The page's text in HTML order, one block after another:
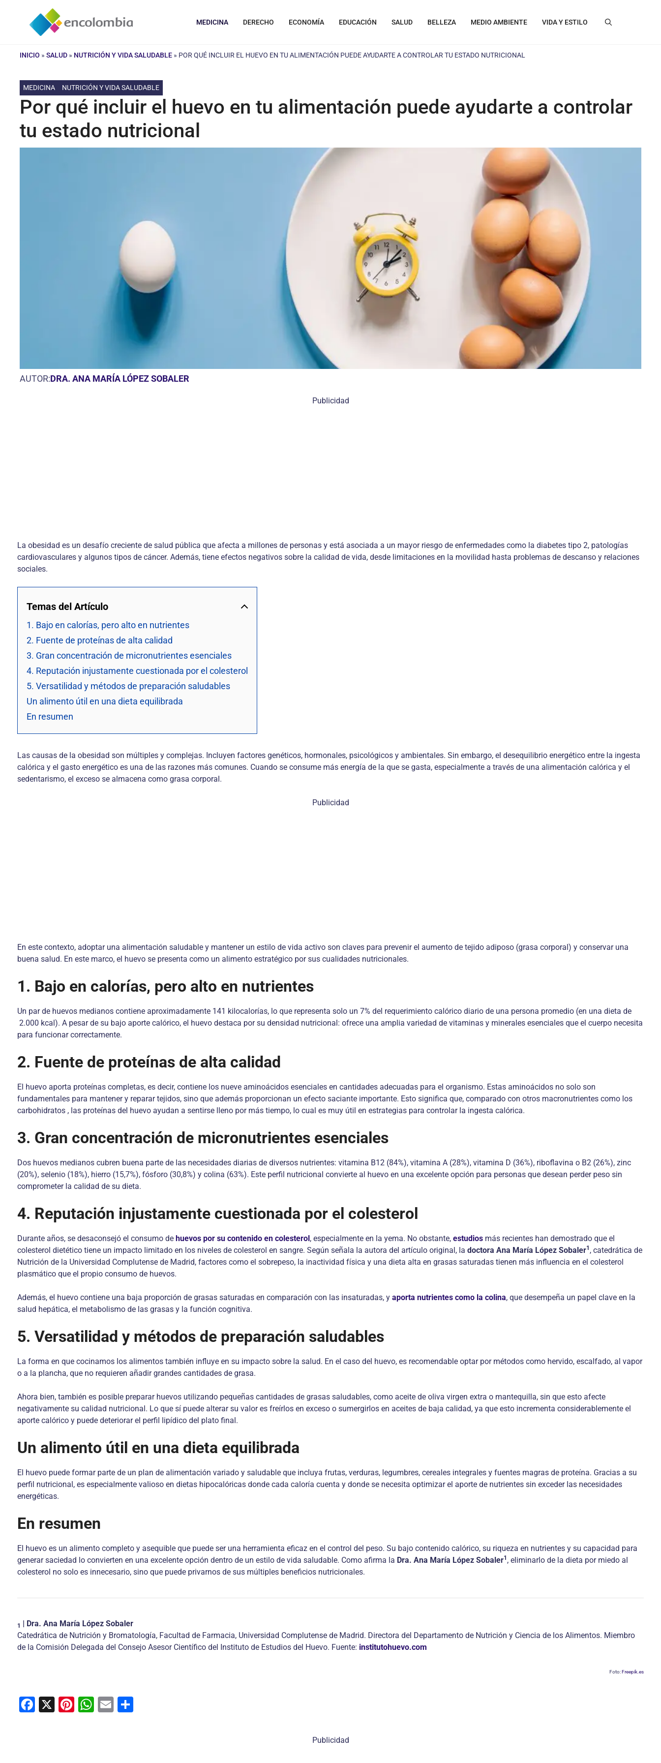
contenido
MEDICINA DERECHO ECONOMÍA EDUCACIÓN SALUD BELLEZA MEDIO AMBIENTE VIDA Y ESTILO
INICIO » SALUD » NUTRICIÓN Y VIDA SALUDABLE » POR QUÉ INCLUIR EL HUEVO EN TU ALIMENTACIÓN PUEDE AYUDARTE A CONTROLAR TU ESTADO NUTRICIONAL
MEDICINA NUTRICIÓN Y VIDA SALUDABLE
Por qué incluir el huevo en tu alimentación puede ayudarte a controlar
tu estado nutricional
AUTOR:DRA. ANA MARÍA LÓPEZ SOBALER
Publicidad
La obesidad es un desafío creciente de salud pública que afecta a millones de personas y está asociada a un mayor riesgo de enfermedades como la diabetes tipo 2, patologías
cardiovasculares y algunos tipos de cáncer. Además, tiene efectos negativos sobre la calidad de vida, desde limitaciones en la movilidad hasta problemas de descanso y relaciones
sociales.
Temas del Artículo
1. Bajo en calorías, pero alto en nutrientes
2. Fuente de proteínas de alta calidad
3. Gran concentración de micronutrientes esenciales
4. Reputación injustamente cuestionada por el colesterol
5. Versatilidad y métodos de preparación saludables
Un alimento útil en una dieta equilibrada
En resumen
Las causas de la obesidad son múltiples y complejas. Incluyen factores genéticos, hormonales, psicológicos y ambientales. Sin embargo, el desequilibrio energético entre la ingesta
calórica y el gasto energético es una de las razones más comunes. Cuando se consume más energía de la que se gasta, especialmente a través de una alimentación calórica y el
sedentarismo, el exceso se almacena como grasa corporal.
Publicidad
En este contexto, adoptar una alimentación saludable y mantener un estilo de vida activo son claves para prevenir el aumento de tejido adiposo (grasa corporal) y conservar una
buena salud. En este marco, el huevo se presenta como un alimento estratégico por sus cualidades nutricionales.
1. Bajo en calorías, pero alto en nutrientes
Un par de huevos medianos contiene aproximadamente 141 kilocalorías, lo que representa solo un 7% del requerimiento calórico diario de una persona promedio (en una dieta de
2.000 kcal). A pesar de su bajo aporte calórico, el huevo destaca por su densidad nutricional: ofrece una amplia variedad de vitaminas y minerales esenciales que el cuerpo necesita
para funcionar correctamente.
2. Fuente de proteínas de alta calidad
El huevo aporta proteínas completas, es decir, contiene los nueve aminoácidos esenciales en cantidades adecuadas para el organismo. Estas aminoácidos no solo son
fundamentales para mantener y reparar tejidos, sino que además proporcionan un efecto saciante importante. Esto significa que, comparado con otros macronutrientes como los
carbohidratos , las proteínas del huevo ayudan a sentirse lleno por más tiempo, lo cual es muy útil en estrategias para controlar la ingesta calórica.
3. Gran concentración de micronutrientes esenciales
Dos huevos medianos cubren buena parte de las necesidades diarias de diversos nutrientes: vitamina B12 (84%), vitamina A (28%), vitamina D (36%), riboflavina o B2 (26%), zinc
(20%), selenio (18%), hierro (15,7%), fósforo (30,8%) y colina (63%). Este perfil nutricional convierte al huevo en una excelente opción para personas que desean perder peso sin
comprometer la calidad de su dieta.
4. Reputación injustamente cuestionada por el colesterol
Durante años, se desaconsejó el consumo de huevos por su contenido en colesterol, especialmente en la yema. No obstante, estudios más recientes han demostrado que el
colesterol dietético tiene un impacto limitado en los niveles de colesterol en sangre. Según señala la autora del artículo original, la doctora Ana María López Sobaler1 , catedrática de
Nutrición de la Universidad Complutense de Madrid, factores como el sobrepeso, la inactividad física y una dieta alta en grasas saturadas tienen más influencia en el colesterol
plasmático que el propio consumo de huevos.
Además, el huevo contiene una baja proporción de grasas saturadas en comparación con las insaturadas, y aporta nutrientes como la colina, que desempeña un papel clave en la
salud hepática, el metabolismo de las grasas y la función cognitiva.
5. Versatilidad y métodos de preparación saludables
La forma en que cocinamos los alimentos también influye en su impacto sobre la salud. En el caso del huevo, es recomendable optar por métodos como hervido, escalfado, al vapor
o a la plancha, que no requieren añadir grandes cantidades de grasa.
Ahora bien, también es posible preparar huevos utilizando pequeñas cantidades de grasas saludables, como aceite de oliva virgen extra o mantequilla, sin que esto afecte
negativamente su calidad nutricional. Lo que sí puede alterar su valor es freírlos en exceso o sumergirlos en aceites de baja calidad, ya que esto incrementa considerablemente el
aporte calórico y puede deteriorar el perfil lipídico del plato final.
Un alimento útil en una dieta equilibrada
El huevo puede formar parte de un plan de alimentación variado y saludable que incluya frutas, verduras, legumbres, cereales integrales y fuentes magras de proteína. Gracias a su
perfil nutricional, es especialmente valioso en dietas hipocalóricas donde cada caloría cuenta y donde se necesita optimizar el aporte de nutrientes sin exceder las necesidades
energéticas.
En resumen
El huevo es un alimento completo y asequible que puede ser una herramienta eficaz en el control del peso. Su bajo contenido calórico, su riqueza en nutrientes y su capacidad para
generar saciedad lo convierten en una excelente opción dentro de un estilo de vida saludable. Como afirma la Dra. Ana María López Sobaler1 , eliminarlo de la dieta por miedo al
colesterol no solo es innecesario, sino que puede privarnos de sus múltiples beneficios nutricionales.
1 | Dra. Ana María López Sobaler
Catedrática de Nutrición y Bromatología, Facultad de Farmacia, Universidad Complutense de Madrid. Directora del Departamento de Nutrición y Ciencia de los Alimentos. Miembro
de la Comisión Delegada del Consejo Asesor Científico del Instituto de Estudios del Huevo. Fuente: institutohuevo.com
Foto:Freepik.es
F
X
Pi W E
Publicidad